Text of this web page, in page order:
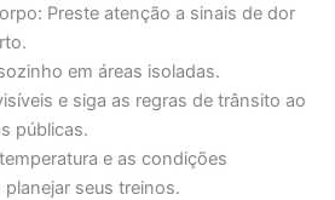
Preste atenção a sinais de dor
em áreas isoladas.
e siga as regras de trânsito ao
públicas.
e as condições
seus treinos.